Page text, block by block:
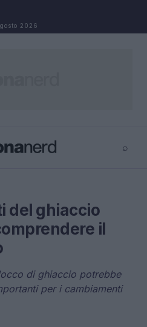
2026
⌕
del ghiaccio
il
di ghiaccio potrebbe
per i cambiamenti